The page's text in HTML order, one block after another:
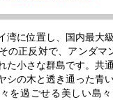
湾に位置し、国内最大
の正反対で、アンダマ
た小さな群島です。共
シの木と透き通った青
を過ごせる美しい島